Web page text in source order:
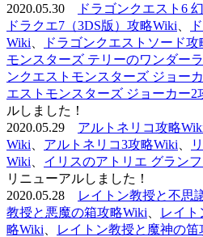
2020.05.30
ドラゴンクエスト6
ドラクエ7（3DS版）攻略Wiki
Wiki
ドラゴンクエストソード攻
モンスターズ テリーのワンダー
ンクエストモンスターズ ジョー
エストモンスターズ ジョーカー2
ルしました！
2020.05.29 アルトネリコ攻略
Wiki
アルトネリコ3攻略Wiki
Wiki
イリスのアトリエ グラン
リニューアルしました！
2020.05.28
レイトン教授と不思
教授と悪魔の箱攻略Wiki
レイ
略Wiki
レイトン教授と魔神の笛